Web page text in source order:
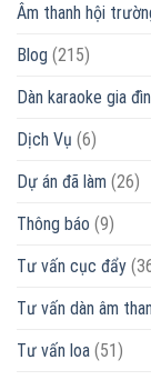
Âm thanh hội
Blog (215)
Dàn karaoke gia
Dịch Vụ (6)
Dự án đã làm (26)
Thông báo (9)
Tư vấn cục đẩy
Tư vấn dàn âm
Tư vấn loa (51)